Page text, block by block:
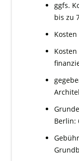
ggfs.
bis zu
Berlin: